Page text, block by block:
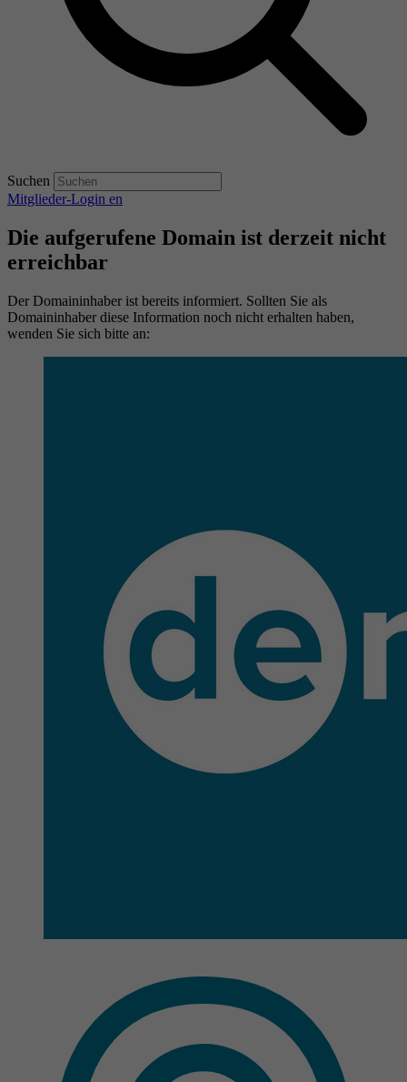
Suchen
Mitglieder-Login en
Die aufgerufene Domain ist derzeit nicht
erreichbar
Der Domaininhaber ist bereits informiert. Sollten Sie als
Domaininhaber diese Information noch nicht erhalten haben,
wenden Sie sich bitte an: